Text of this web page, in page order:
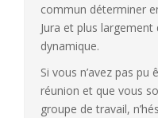
commun déterminer
Jura et plus
dynamique.
Si vous n’avez pas
réunion et que vous
groupe de travail,